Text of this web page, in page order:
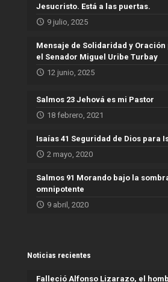
Jesucristo. Está a las puertas.
9 julio, 2025
Mensaje de Solidaridad y Oración
el Senador Miguel Uribe Turbay
12 junio, 2025
Salmos 23 Jehová es mi Pastor
18 febrero, 2021
Isaías 41 Seguridad de Dios para
2 mayo, 2020
Salmos 91 Morando bajo la
omnipotente
9 abril, 2020
Noticias recientes
Falleció Alfonso Lizarazo, el